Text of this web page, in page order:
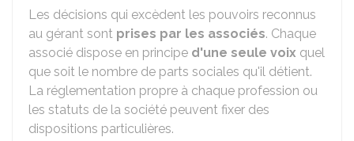
Les décisions qui excèdent les pouvoirs reconnus
au gérant sont prises par les associés. Chaque
associé dispose en principe d'une seule voix quel
que soit le nombre de parts sociales qu'il détient.
La réglementation propre à chaque profession ou
les statuts de la société peuvent fixer des
dispositions particulières.